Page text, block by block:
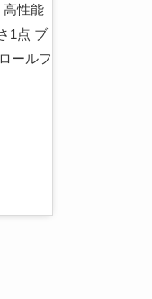
高性能
1点 ブ
ールフ